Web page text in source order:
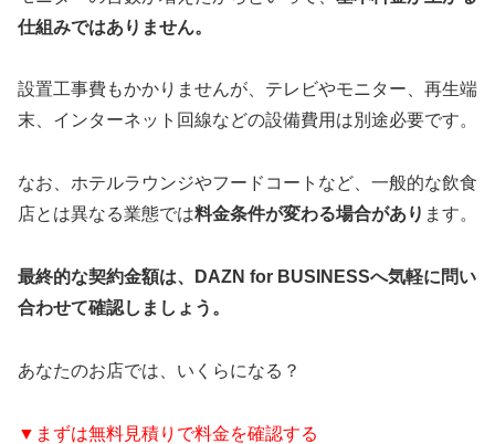
仕組みではありません。
設置工事費もかかりませんが、テレビやモニター、再生端
末、インターネット回線などの設備費用は別途必要です。
なお、ホテルラウンジやフードコートなど、一般的な飲食
店とは異なる業態では料金条件が変わる場合があり ます。
最終的な契約金額は、DAZN for BUSINESSへ気軽に問い
合わせて確認しましょう。
あなたのお店では、いくらになる？
▼まずは無料見積りで料金を確認する